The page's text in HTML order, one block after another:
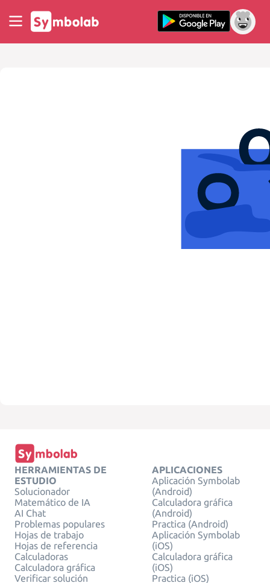
HERRAMIENTAS DE
ESTUDIO
Solucionador
Matemático de IA
AI Chat
Problemas populares
Hojas de trabajo
Hojas de referencia
Calculadoras
Calculadora gráfica
Verificar solución
APLICACIONES
Aplicación Symbolab
(Android)
Calculadora gráfica
(Android)
Practica (Android)
Aplicación Symbolab
(iOS)
Calculadora gráfica
(iOS)
Practica (iOS)